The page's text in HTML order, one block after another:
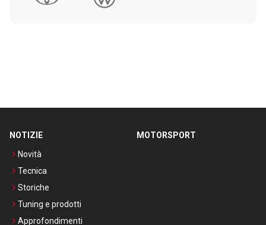
NOTIZIE
Novità
Tecnica
Storiche
Tuning e prodotti
Approfondimenti
MOTORSPORT